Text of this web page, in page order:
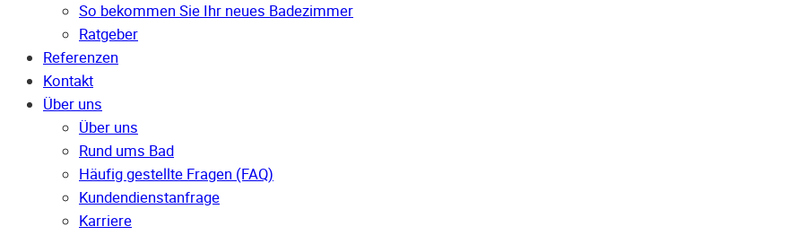
So bekommen Sie Ihr neues Badezimmer
Ratgeber
Referenzen
Kontakt
Über uns
Über uns
Rund ums Bad
Häufig gestellte Fragen (FAQ)
Kunden­dienst­anfrage
Karriere